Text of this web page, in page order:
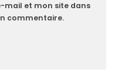
mail et mon site dans
commentaire.